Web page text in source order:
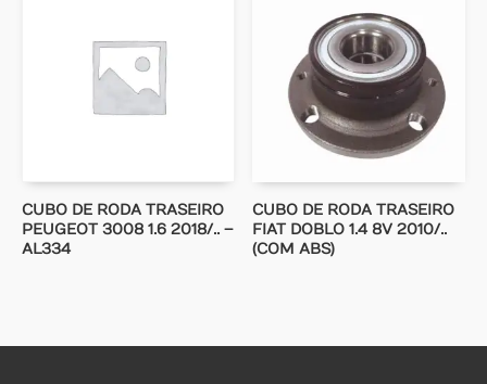
CUBO DE RODA TRASEIRO
PEUGEOT 3008 1.6 2018/.. –
AL334
CUBO DE RODA TRASEIRO
FIAT DOBLO 1.4 8V 2010/..
(COM ABS)